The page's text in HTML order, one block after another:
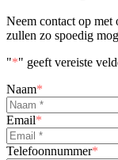
Neem contact op
zullen zo spoedig
"*" geeft vereiste
Naam*
Email*
Telefoonnummer*